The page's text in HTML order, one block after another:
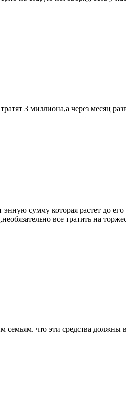
3 миллиона,а через месяц
сумму которая растет до
все тратить на
что эти средства должны